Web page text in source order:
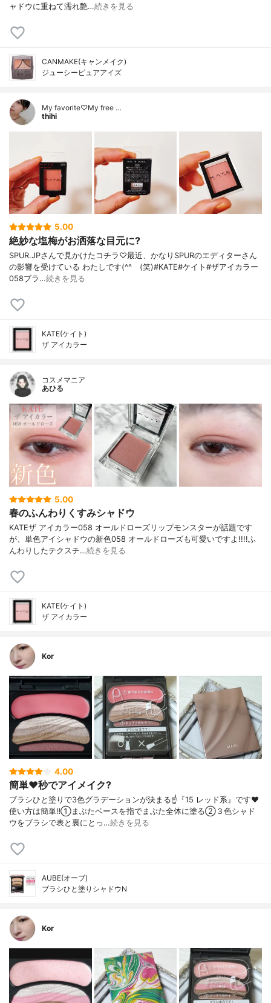
ャドウに重ねて濡れ艶…続きを見る
CANMAKE(キャンメイク)
ジューシーピュアアイズ
My favorite♡My free …
thihi
5.00
絶妙な塩梅がお洒落な目元に?
SPUR.JPさんで見かけたコチラ♡最近、かなりSPURのエディターさん
の影響を受けている わたしです(^^ゞ(笑)#KATE#ケイト#ザアイカラー
058ブラ…続きを見る
KATE(ケイト)
ザ アイカラー
コスメマニア
あひる
5.00
春のふんわりくすみシャドウ
KATEザ アイカラー058 オールドローズリップモンスターが話題です
が、単色アイシャドウの新色058 オールドローズも可愛いですよ!!!!ふ
んわりしたテクスチ…続きを見る
KATE(ケイト)
ザ アイカラー
Kor
4.00
簡単❤️秒でアイメイク?
ブラシひと塗りで3色グラデーションが決まる☝️『15 レッド系』です❤️
使い方は簡単‼️①まぶたベースを指でまぶた全体に塗る②３色シャド
ウをブラシで表と裏にとっ…続きを見る
AUBE(オーブ)
ブラシひと塗りシャドウN
Kor